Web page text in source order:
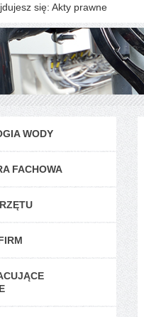
się: Akty prawne
WODY
FACHOWA